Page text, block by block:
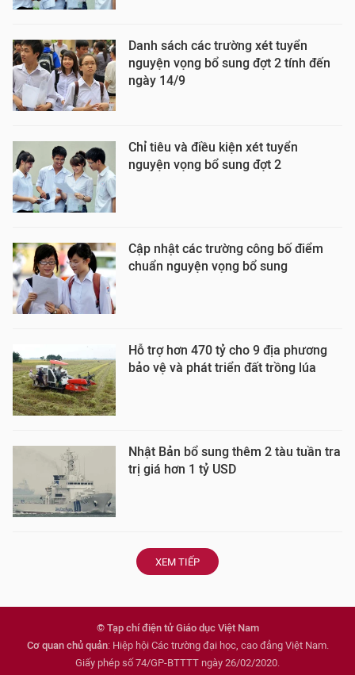
Danh sách các trường xét tuyển
nguyện vọng bổ sung đợt 2 tính đến
ngày 14/9
Chỉ tiêu và điều kiện xét tuyển
nguyện vọng bổ sung đợt 2
Cập nhật các trường công bố điểm
chuẩn nguyện vọng bổ sung
Hỗ trợ hơn 470 tỷ cho 9 địa phương
bảo vệ và phát triển đất trồng lúa
Nhật Bản bổ sung thêm 2 tàu tuần tra
trị giá hơn 1 tỷ USD
XEM TIẾP
© Tạp chí điện tử Giáo dục Việt Nam
Cơ quan chủ quản: Hiệp hội Các trường đại học, cao đẳng Việt Nam.
Giấy phép số 74/GP-BTTTT ngày 26/02/2020.